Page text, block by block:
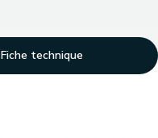
Fiche technique